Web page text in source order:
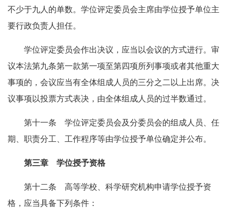
不少于九人的单数。学位评定委员会主席由学位授予单位主
要行政负责人担任。
学位评定委员会作出决议，应当以会议的方式进行。审
议本法第九条第一款第一项至第四项所列事项或者其他重大
事项的，会议应当有全体组成人员的三分之二以上出席。决
议事项以投票方式表决，由全体组成人员的过半数通过。
第十一条 学位评定委员会及分委员会的组成人员、任
期、职责分工、工作程序等由学位授予单位确定并公布。
第三章 学位授予资格
第十二条 高等学校、科学研究机构申请学位授予资
格，应当具备下列条件：